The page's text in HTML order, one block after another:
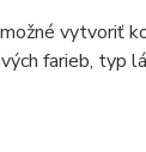
vytvoriť
farieb, typ